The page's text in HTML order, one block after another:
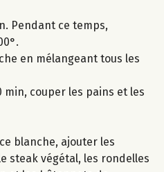
Pendant ce temps,
en mélangeant tous les
min, couper les pains et les
blanche, ajouter les
steak végétal, les rondelles